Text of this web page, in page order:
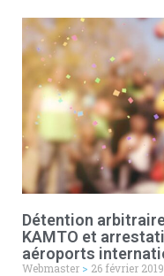
Détention
KAMTO et
aéroports
Webmaster
26 février 2019